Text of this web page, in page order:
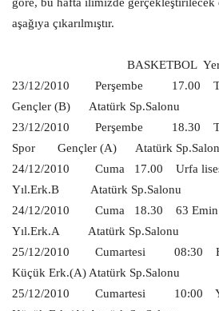
Spor
Tekno Bilim
Ekonomi
Galeriler
Siyaset
Künye
Yaşam
aşağıya çıkarılmıştır.
BASKETBOL
23/12/2010
Perşembe 17.00
Gençler (B)
Atatürk Sp.Salonu
23/12/2010
Perşembe 18.30
Spor
Gençler (A)
Atatürk
24/12/2010
Cuma 17.00
Urfa
Yıl.Erk.B
Atatürk Sp.Salonu
24/12/2010
Cuma 18.30
63
Yıl.Erk.A
Atatürk Sp.Salonu
25/12/2010
Cumartesi 08:30
Küçük Erk.(A) Atatürk Sp.Salonu
25/12/2010
Cumartesi 10:00